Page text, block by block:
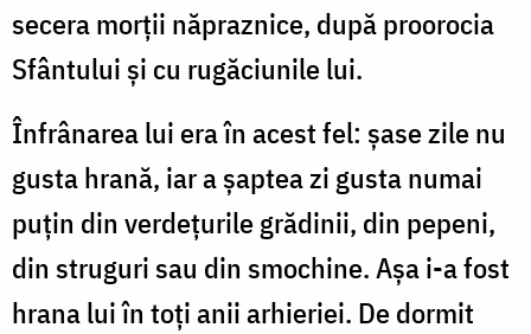
secera morții năpraznice, după proorocia
Sfântului și cu rugăciunile lui.
Înfrânarea lui era în acest fel: șase zile nu
gusta hrană, iar a șaptea zi gusta numai
puțin din verdețurile grădinii, din pepeni,
din struguri sau din smochine. Așa i-a fost
hrana lui în toți anii arhieriei. De dormit